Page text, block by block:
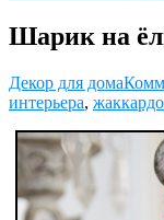
Шарик на
Декор для дома
интерьера,